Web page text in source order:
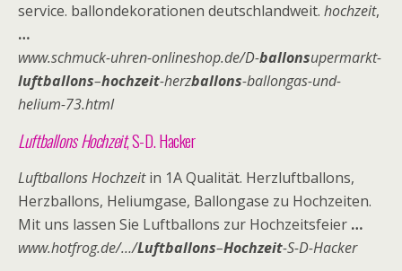
service. ballondekorationen deutschlandweit. hochzeit,
…
www.schmuck-uhren-onlineshop.de/D-ballonsupermarkt-
luftballons–hochzeit-herzballons-ballongas-und-
helium-73.html
Luftballons Hochzeit, S-D. Hacker
Luftballons Hochzeitin 1A Qualität. Herzluftballons,
Herzballons, Heliumgase, Ballongase zu Hochzeiten.
Mit uns lassen Sie Luftballons zur Hochzeitsfeier …
www.hotfrog.de/…/Luftballons–Hochzeit-S-D-Hacker